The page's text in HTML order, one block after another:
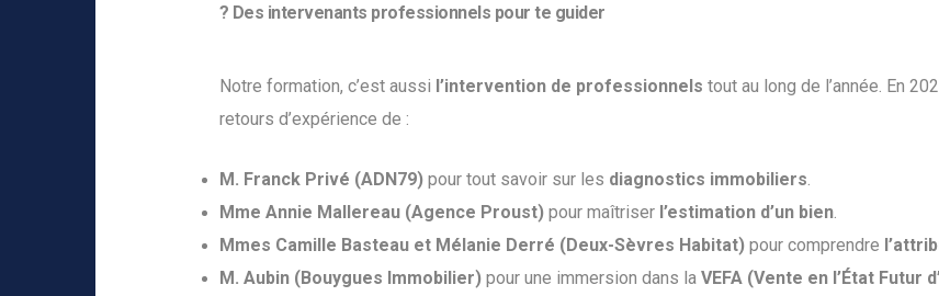
? Des intervenants professionnels pour te guider
Notre formation, c’est aussi l’intervention de professionnels tout au long de l’année. En
retours d’expérience de :
M. Franck Privé (ADN79)pour tout savoir sur les diagnostics immobiliers
Mme Annie Mallereau (Agence Proust)pour maîtriser l’estimation d’un bien.
Mmes Camille Basteau et Mélanie Derré (Deux-Sèvres Habitat)pour comprendre
M. Aubin (Bouygues Immobilier)pour une immersion dans la VEFA (Vente en l’État Futur